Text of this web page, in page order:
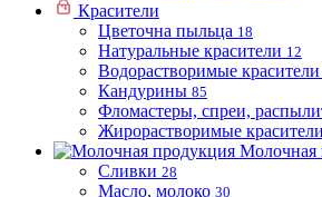
Красители
Цветочна пыльца 18
Натуральные красители 12
Водорастворимые красители
Кандурины 85
Фломастеры, спреи,
Жирорастворимые красители
Молочная
Сливки 28
Масло, молоко 30